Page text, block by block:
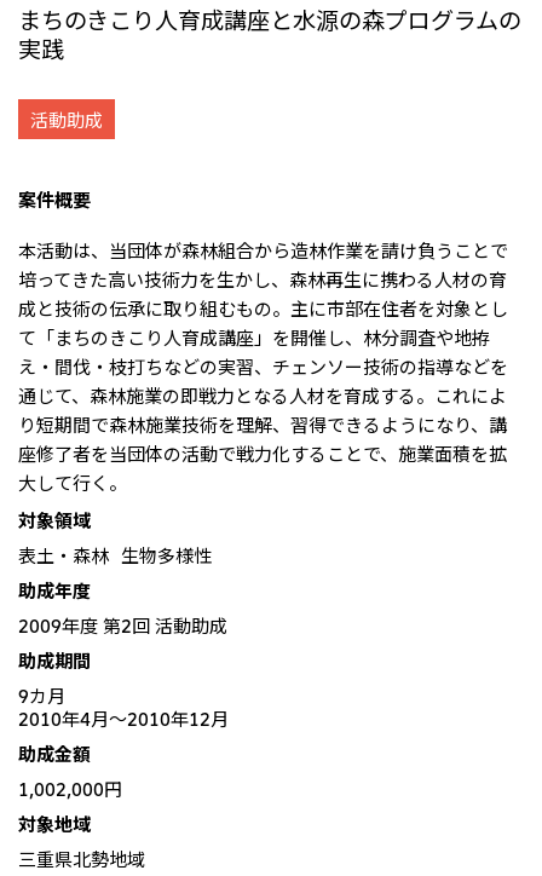
モロッコで、世界で、タン
すべては、志からはじま
る。
リーダーシップチーム・役員一覧
国内・海外拠点
事業本部紹介
三井物産のDX
三井物産の人材マネジメント
会社案内 会社紹介映像
重要なお知らせ
トピックス
2024年
2023年
2020年
2018年
2026.8.4 適時開示
従業員向け株式報酬制度の継続
2026.8.4 リリース
令和8年熊本地震被害に対する支援について
2026.8.4
2027年3月期第1四半期決算
サステナビリティ
サステナビリティ最新情報
トップコミットメント
サステナビリティ経営
Social
Governance
マテリアリティ
イニシアティブへの参画
三井物産の人材マネジメント
三井物産の森
社会貢献活動
ライブラリー
「三井物産の森」LEAPアプローチ
TCFDに基づく情報開示
サステナビリティレポー
投資家情報
IR最新情報
財務・業績情報
IR資料室
IR説明会
個人株主・投資家の皆様へ
株主・株式基本情報
IRカレンダー
IRサポート
決算短信・決算情報
2026.8.4
2027年3月期第1四半期決算説明会を開催しました
2026.8.4
従業員向け株式報酬制度の継続
Careers
トップ
三井物産について
採用情報
本店新卒採用・キャリア採用
グループ会社採用情報
Network Website
トップ
日本
三井物産株式会社（本店）
北米
米国三井物産株式会社
カナダ三井物産株式会社
中南米
メキシコ三井物産有限会社
チリ三井物産有限会社
ブラジル三井物産株式会社
Social Media
Instagram Facebook
まちのきこり人育成講座と水源の森プログラムの
実践
活動助成
案件概要
本活動は、当団体が森林組合から造林作業を請け負うことで
培ってきた高い技術力を生かし、森林再生に携わる人材の育
成と技術の伝承に取り組むもの。主に市部在住者を対象とし
て「まちのきこり人育成講座」を開催し、林分調査や地拵
え・間伐・枝打ちなどの実習、チェンソー技術の指導などを
通じて、森林施業の即戦力となる人材を育成する。これによ
り短期間で森林施業技術を理解、習得できるようになり、講
座修了者を当団体の活動で戦力化することで、施業面積を拡
大して行く。
対象領域
表土・森林 生物多様性
助成年度
2009年度 第2回 活動助成
助成期間
9カ月
2010年4月〜2010年12月
助成金額
1,002,000円
対象地域
三重県北勢地域